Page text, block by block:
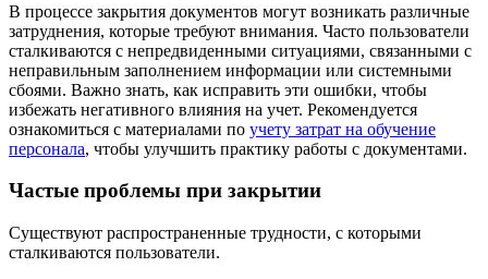
В процессе закрытия документов могут возникать различные
затруднения, которые требуют внимания. Часто пользователи
сталкиваются с непредвиденными ситуациями, связанными с
неправильным заполнением информации или системными
сбоями. Важно знать, как исправить эти ошибки, чтобы
избежать негативного влияния на учет. Рекомендуется
ознакомиться с материалами по учету затрат на обучение
персонала, чтобы улучшить практику работы с документами.
Частые проблемы при закрытии
Существуют распространенные трудности, с которыми
сталкиваются пользователи.